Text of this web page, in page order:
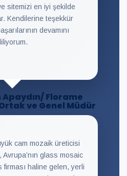
sitemizi en iyi şekilde
Kendilerine teşekkür
devamını
Florame
ve Genel Müdür
cam mozaik üreticisi
Avrupa’nın glass mosaic
firması haline gelen, yerli